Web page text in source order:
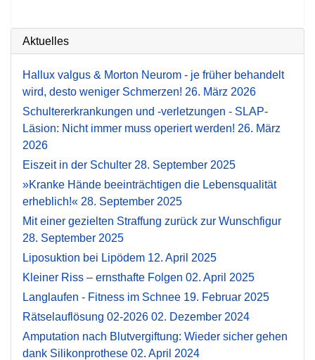
Aktuelles
Hallux valgus & Morton Neurom - je früher behandelt
wird, desto weniger Schmerzen! 26. März 2026
Schultererkrankungen und -verletzungen - SLAP-
Läsion: Nicht immer muss operiert werden! 26. März
2026
Eiszeit in der Schulter 28. September 2025
»Kranke Hände beeinträchtigen die Lebensqualität
erheblich!« 28. September 2025
Mit einer gezielten Straffung zurück zur Wunschfigur
28. September 2025
Liposuktion bei Lipödem 12. April 2025
Kleiner Riss – ernsthafte Folgen 02. April 2025
Langlaufen - Fitness im Schnee 19. Februar 2025
Rätselauflösung 02-2026 02. Dezember 2024
Amputation nach Blutvergiftung: Wieder sicher gehen
dank Silikonprothese 02. April 2024